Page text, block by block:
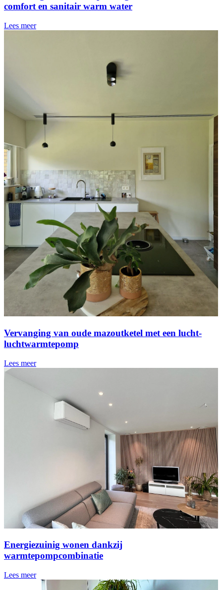
comfort en sanitair warm water
Lees meer
Vervanging van oude mazoutketel met een lucht-
luchtwarmtepomp
Lees meer
Energiezuinig wonen dankzij
warmtepompcombinatie
Lees meer